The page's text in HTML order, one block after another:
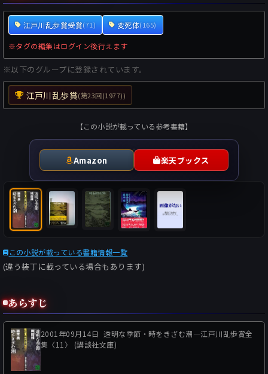
江戸川乱歩賞受賞(71) 変死体(165)
※タグの編集はログイン後行えます
※以下のグループに登録されています。
江戸川乱歩賞(第23回(1977))
【この小説が載っている参考書籍】
Amazon 楽天ブックス
この小説が載っている書籍情報一覧
(違う装丁に載っている場合もあります)
あらすじ
2001年09月14日 透明な季節・時をきざむ潮―江戸川乱歩賞全
集〈11〉 (講談社文庫)